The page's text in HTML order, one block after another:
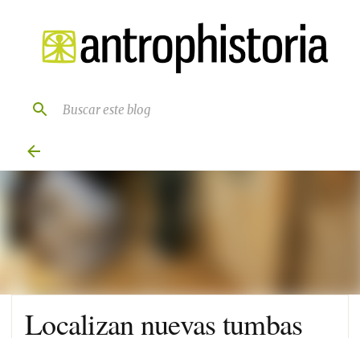
Ir al contenido principal
Localizan nuevas tumbas